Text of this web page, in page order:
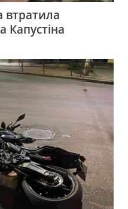
втратила
Капустіна